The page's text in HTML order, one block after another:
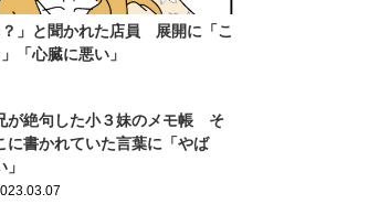
」と聞かれた店員 展開に「こ
「心臓に悪い」
が絶句した小３妹のメモ帳 そ
に書かれていた言葉に「やば
」